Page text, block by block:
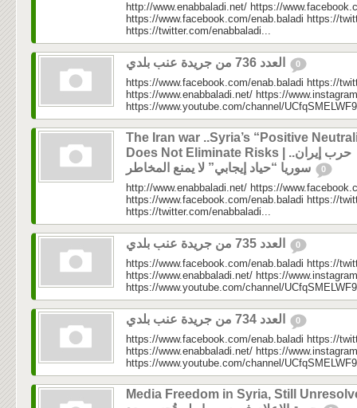
http://www.enabbaladi.net/ https://
https://www.facebook.com/enab.baladi https://
https://twitter.com/enabbaladi...
0
https://www.facebook.com/enab.baladi https://
https://www.enabbaladi.net/ https://
https://www.youtube.com/channel/
The Iran war ..Syria’s “Positive
Does Not Eliminate Risks | حرب إيران..
0
http://www.enabbaladi.net/ https://
https://www.facebook.com/enab.baladi https://
https://twitter.com/enabbaladi...
0
https://www.facebook.com/enab.baladi https://
https://www.enabbaladi.net/ https://
https://www.youtube.com/channel/
0
https://www.facebook.com/enab.baladi https://
https://www.enabbaladi.net/ https://
https://www.youtube.com/channel/
Media Freedom in Syria, Still